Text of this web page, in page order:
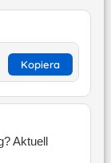
Kopiera
Aktuell